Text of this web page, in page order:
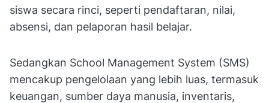
siswa secara rinci, seperti pendaftaran, nilai,
absensi, dan pelaporan hasil belajar.
Sedangkan School Management System (SMS)
mencakup pengelolaan yang lebih luas, termasuk
keuangan, sumber daya manusia, inventaris,